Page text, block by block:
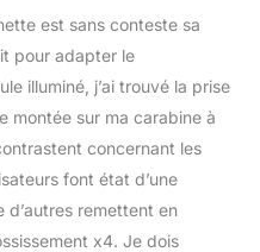
précision supérieure
en alliage
de qualité
avec joint
et remplissage à
étanches
Comprend
couvercles d'objectif
est sans conteste sa
pour adapter le
illuminé, j’ai trouvé la prise
montée sur ma carabine à
concernant les
font état d’une
d’autres remettent en
x4. Je dois